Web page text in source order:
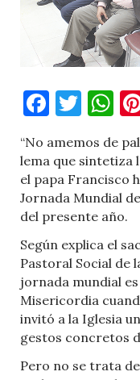
“No amemos de
lema que sintetiza
el papa Francisco
Jornada Mundial
del presente año.
Según explica el
Pastoral Social de
jornada mundial
Misericordia
invitó a la Iglesia
gestos concretos
Pero no se trata